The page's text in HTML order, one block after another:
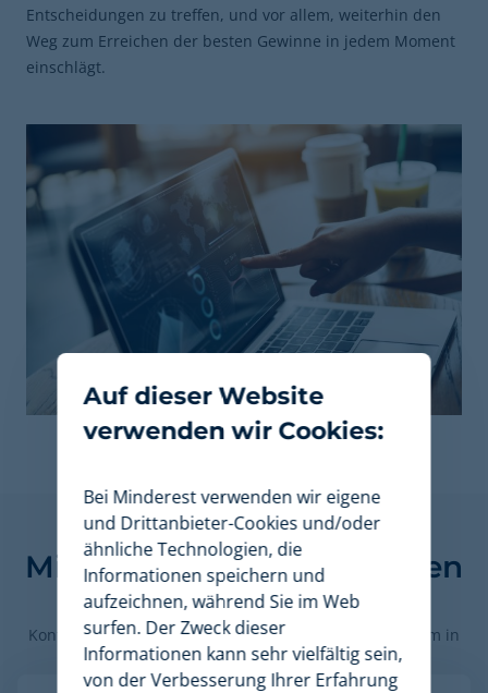
Entscheidungen zu treffen, und vor allem, weiterhin den
Weg zum Erreichen der besten Gewinne in jedem Moment
einschlägt.
Finden Sie heraus, wie
Minderest Ihr Unternehmen
voranbringen kann.
Kontaktieren Sie unsere Preisexperten, um die Plattform in
Aktion zu sehen.
Auf dieser Website
verwenden wir Cookies:
Bei Minderest verwenden wir eigene
und Drittanbieter-Cookies und/oder
ähnliche Technologien, die
Informationen speichern und
aufzeichnen, während Sie im Web
surfen. Der Zweck dieser
Informationen kann sehr vielfältig sein,
von der Verbesserung Ihrer Erfahrung